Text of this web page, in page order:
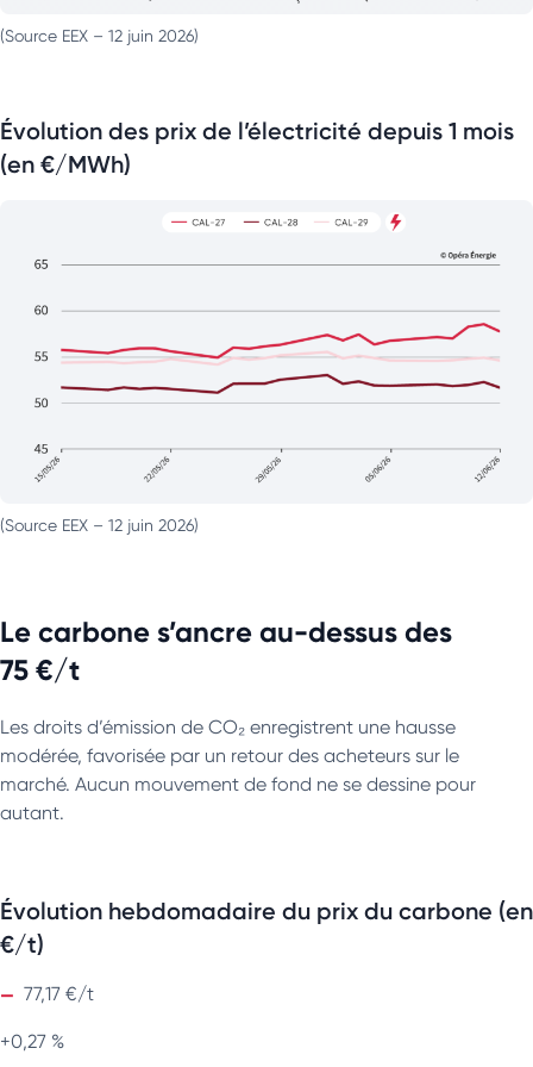
(Source EEX – 12 juin 2026)
Évolution des prix de l’électricité depuis 1 mois
(en €/MWh)
(Source EEX – 12 juin 2026)
Le carbone s’ancre au-dessus des
75 €/t
Les droits d’émission de CO₂ enregistrent une hausse
modérée, favorisée par un retour des acheteurs sur le
marché. Aucun mouvement de fond ne se dessine pour
autant.
Évolution hebdomadaire du prix du carbone (en
€/t)
77,17 €/t
+0,27 %